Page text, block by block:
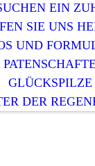
EIN
SIE UNS
UND
GLÜCKSPILZE
DER